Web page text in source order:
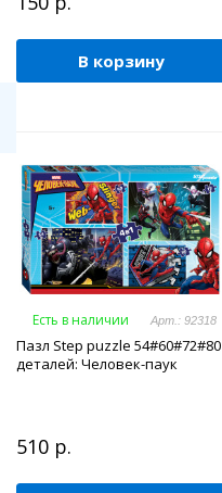
В корзину
Есть в наличии Арт.: 92318
Пазл Step puzzle 54#60#72#80
деталей: Человек-паук
510 р.